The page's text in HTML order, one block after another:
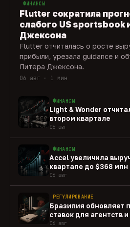
ФИНАНСЫ
Flutter сократила
слабого US sportsbook
Джексона
Flutter отчиталась о росте
прибыли, урезала guidance и
Питера Джексона.
06 авг · 1 мин
ФИНАНСЫ
Light & Wonder
втором квартале
06 авг
ФИНАНСЫ
Accel увеличила
квартале до $368 млн
06 авг
РЕГУЛИРОВАНИЕ
Бразилия обновляет
ставок для агентств
06 авг